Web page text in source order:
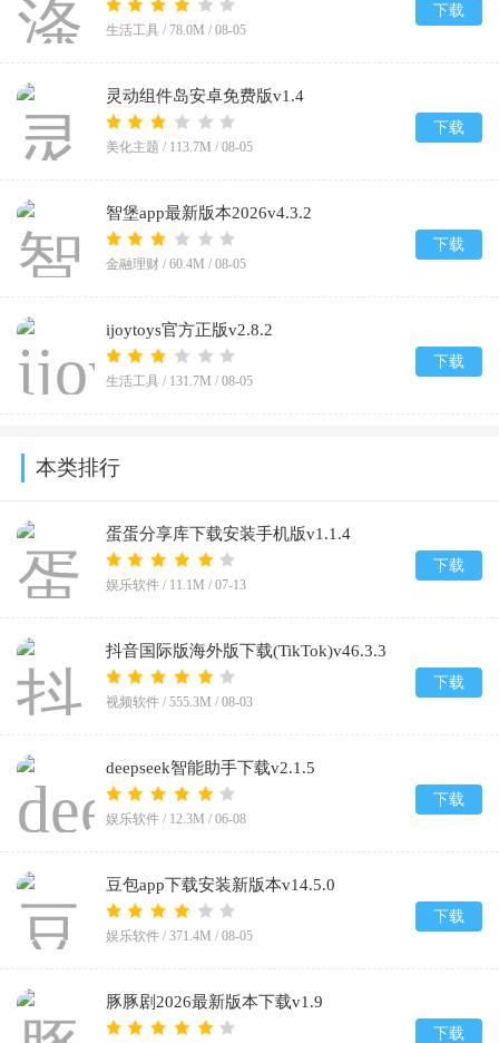
生活工具 / 78.0M / 08-05
下载
灵动组件岛安卓免费版v1.4
美化主题 / 113.7M / 08-05
下载
智堡app最新版本2026v4.3.2
金融理财 / 60.4M / 08-05
下载
ijoytoys官方正版v2.8.2
生活工具 / 131.7M / 08-05
下载
本类排行
蛋蛋分享库下载安装手机版v1.1.4
娱乐软件 / 11.1M / 07-13
下载
抖音国际版海外版下载(TikTok)v46.3.3
视频软件 / 555.3M / 08-03
下载
deepseek智能助手下载v2.1.5
娱乐软件 / 12.3M / 06-08
下载
豆包app下载安装新版本v14.5.0
娱乐软件 / 371.4M / 08-05
下载
豚豚剧2026最新版本下载v1.9
下载